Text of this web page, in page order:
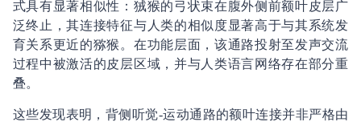
式具有显著相似性：狨猴的弓状束在腹外侧前额叶皮层广
泛终止，其连接特征与人类的相似度显著高于与其系统发
育关系更近的猕猴。在功能层面，该通路投射至发声交流
过程中被激活的皮层区域，并与人类语言网络存在部分重
叠。
这些发现表明，背侧听觉-运动通路的额叶连接并非严格由